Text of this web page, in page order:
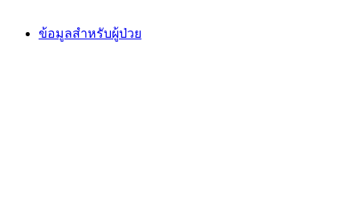
ข้อมูลสำหรับผู้ป่วย